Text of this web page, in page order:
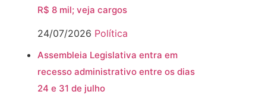
R$ 8 mil; veja cargos
24/07/2026 Política
Assembleia Legislativa entra em
recesso administrativo entre os dias
24 e 31 de julho